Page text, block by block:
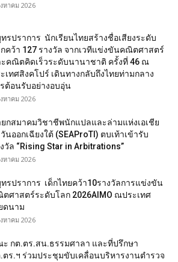
หาคม 2026
รปราการ นักเรียนไทยสร้างชื่อเสียงระดับ
คว้า 127 รางวัล จากเวทีแข่งขันคณิตศาสตร์
คณิตคิดเร็วระดับนานาชาติ ครั้งที่ 46 ณ
เทศสิงคโปร์ เดินทางกลับถึงไทยท่ามกลาง
ต้อนรับอย่างอบอุ่น
หาคม 2026
กสมาคมวิชาชีพนักแปลและล่ามแห่งเอเชีย
นออกเฉียงใต้ (SEAProTI) ตบเท้าเข้ารับ
วัล “Rising Star in Arbitrations”
หาคม 2026
รปราการ เด็กไทยคว้า10รางวัลการแข่งขัน
ศาสตร์ระดับโลก 2026AIMO ณประเทศ
ดนาม
หาคม 2026
กต.ตร.สน.ธรรมศาลา และที่ปรึกษา
ตร.ฯ ร่วมประชุมขับเคลื่อนบริหารงานตำรวจ